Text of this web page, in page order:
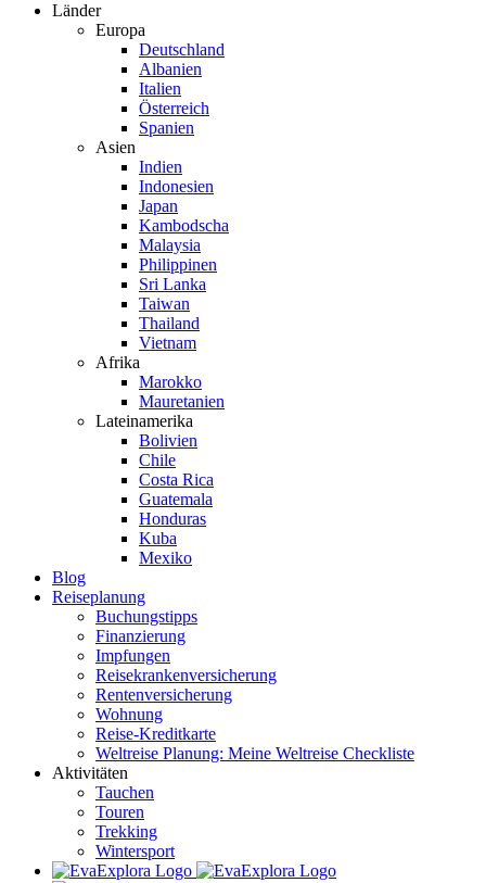
Länder
Europa
Deutschland
Albanien
Italien
Österreich
Spanien
Asien
Indien
Indonesien
Japan
Kambodscha
Malaysia
Philippinen
Sri Lanka
Taiwan
Thailand
Vietnam
Afrika
Marokko
Mauretanien
Lateinamerika
Bolivien
Chile
Costa Rica
Guatemala
Honduras
Kuba
Mexiko
Blog
Reiseplanung
Buchungstipps
Finanzierung
Impfungen
Reisekrankenversicherung
Rentenversicherung
Wohnung
Reise-Kreditkarte
Weltreise Planung: Meine Weltreise Checkliste
Aktivitäten
Tauchen
Touren
Trekking
Wintersport